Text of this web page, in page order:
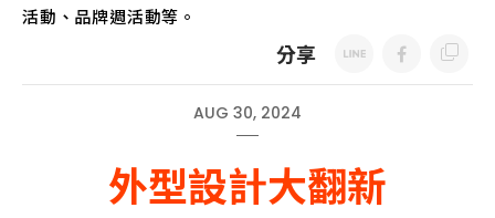
活動、品牌週活動等。
分享
AUG 30, 2024
外型設計大翻新